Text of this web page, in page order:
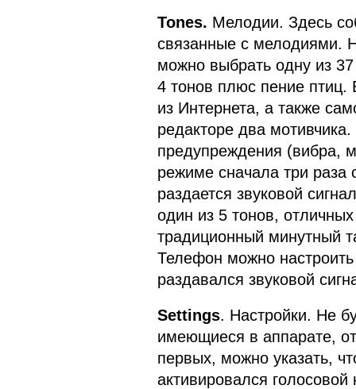
Tones. Мелодии. Здесь
связанные с мелодиями.
можно выбрать одну из
4 тонов плюс пение птиц.
из Интернета, а также
редакторе два
предупреждения (вибра,
режиме сначала три раза
раздается звуковой
один из 5 тонов,
традиционный минутный
Телефон можно
раздавался звуковой
Settings. Настройки. Не
имеющиеся в аппарате,
первых, можно указать,
активировался